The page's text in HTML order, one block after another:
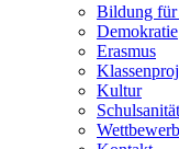
Bildung
Demokratie
Erasmus
Kultur